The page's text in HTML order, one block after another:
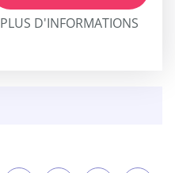
PLUS D'INFORMATIONS